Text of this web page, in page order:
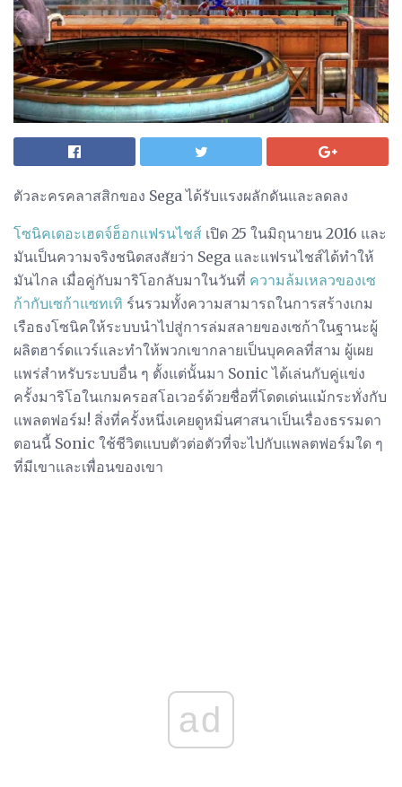
ตัวละครคลาสสิกของ Sega ได้รับแรงผลักดันและลดลง
โซนิคเดอะเฮดจ์ฮ็อกแฟรนไชส์ เปิด 25 ในมิถุนายน 2016 และ
มันเป็นความจริงชนิดสงสัยว่า Sega และแฟรนไชส์ได้ทำให้
มันไกล เมื่อคู่กับมาริโอกลับมาในวันที่ ความล้มเหลวของเซ
ก้ากับเซก้าแซทเทิ ร์นรวมทั้งความสามารถในการสร้างเกม
เรือธงโซนิคให้ระบบนำไปสู่การล่มสลายของเซก้าในฐานะผู้
ผลิตฮาร์ดแวร์และทำให้พวกเขากลายเป็นบุคคลที่สาม ผู้เผย
แพร่สำหรับระบบอื่น ๆ ตั้งแต่นั้นมา Sonic ได้เล่นกับคู่แข่ง
ครั้งมาริโอในเกมครอสโอเวอร์ด้วยชื่อที่โดดเด่นแม้กระทั่งกับ
แพลตฟอร์ม! สิ่งที่ครั้งหนึ่งเคยดูหมิ่นศาสนาเป็นเรื่องธรรมดา
ตอนนี้ Sonic ใช้ชีวิตแบบตัวต่อตัวที่จะไปกับแพลตฟอร์มใด ๆ
ที่มีเขาและเพื่อนของเขา
ad